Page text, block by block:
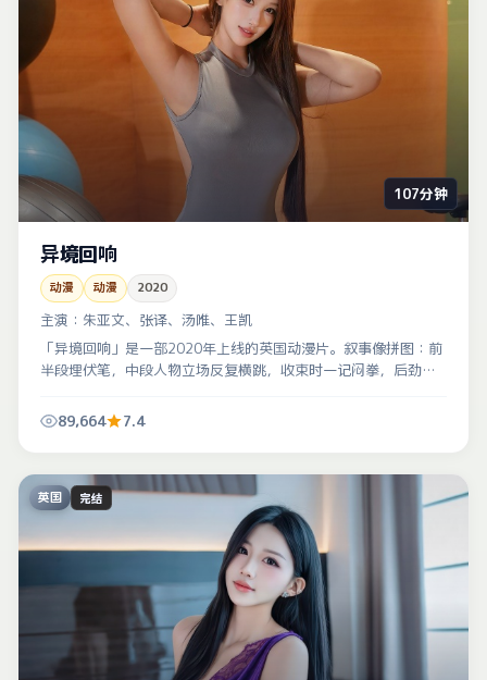
107分钟
异境回响
动漫 动漫 2020
主演： 朱亚文、张译、汤唯、王凯
「异境回响」是一部2020年上线的英国动漫片。叙事像拼图：前
半段埋伏笔，中段人物立场反复横跳，收束时一记闷拳，后劲很
89,664
7.4
英国 完结